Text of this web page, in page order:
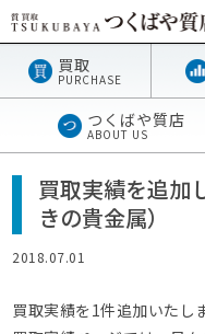
買取
PURCHASE
つくばや質店
ABOUT US
買取実績を追加
きの貴金属）
2018.07.01
買取実績を1件追加いたし